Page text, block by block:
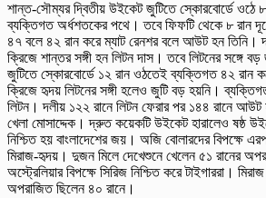
শান্ত-সৌম্যর দ্বিতীয় উইকেট জুটিতে স্কোরবোর্ডে ওঠে
ব্যক্তিগত অর্ধশতকের পথে। তবে ফিফটি থেকে ৮ রান
৪৭ বলে ৪২ রান করে ম্যাট রেনশর বলে আউট হন তিনি।
ক্রিজে শান্তর সঙ্গী হন লিটন দাস। তবে লিটনের সঙ্গে
জুটিতে স্কোরবোর্ডে ১২ রান ওঠতেই ব্যক্তিগত ৪২
ক্রিজে হৃদয় লিটনের সঙ্গী হলেও জুটি বড় হয়নি।
লিটন। দলীয় ১২২ রানে লিটন ফেরার পর ১৪৪ রানে আউট
খেলা মোসাদ্দেক। দ্রুত কয়েকটি উইকেট হারালেও ষষ্ঠ
নিশ্চিত হয় বাংলাদেশের জয়। অজি বোলারদের বিপক্ষে
মিরাজ-হৃদয়। দুজন মিলে দেখেশুনে খেলেন ৫১ রানের
অস্ট্রেলিয়ার বিপক্ষে সিরিজ নিশ্চিত করে টাইগাররা।
অপরাজিত ছিলেন ৪০ রানে।